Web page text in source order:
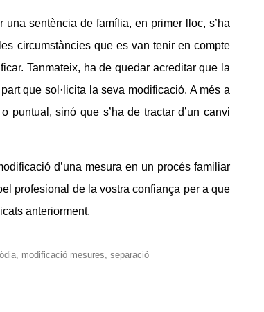
sentència de família, en primer lloc, s’ha
circumstàncies que es van tenir en compte
Tanmateix, ha de quedar acreditar que la
que sol·licita la seva modificació. A més a
puntual, sinó que s’ha de tractar d’un canvi
d’una mesura en un procés familiar
profesional de la vostra confiança per a que
anteriorment.
, modificació mesures, separació